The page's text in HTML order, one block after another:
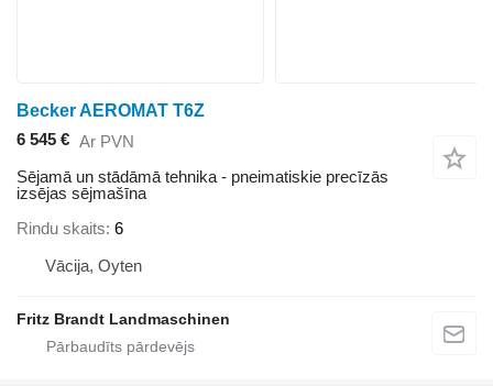
Becker AEROMAT T6Z
6 545 € Ar PVN
Sējamā un stādāmā tehnika - pneimatiskie precīzās
izsējas sējmašīna
Rindu skaits 6
Vācija, Oyten
Fritz Brandt Landmaschinen